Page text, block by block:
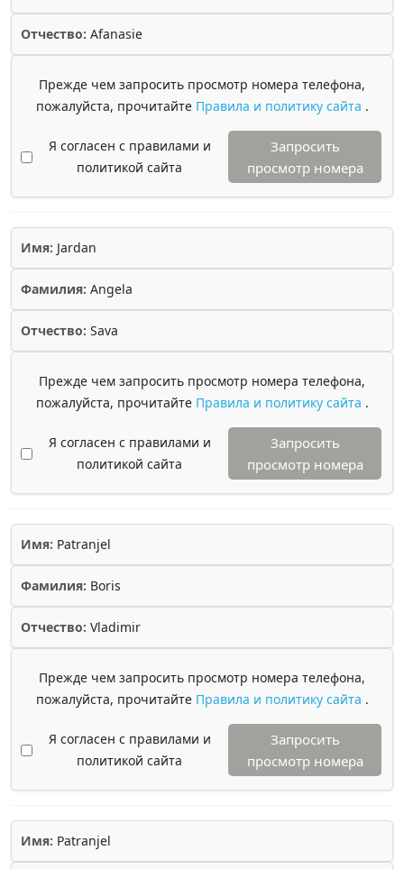
Отчество: Afanasie
Прежде чем запросить просмотр номера телефона,
пожалуйста, прочитайте Правила и политику сайта .
Я согласен с правилами и
политикой сайта
Запросить
просмотр номера
Имя: Jardan
Фамилия: Angela
Отчество: Sava
Прежде чем запросить просмотр номера телефона,
пожалуйста, прочитайте Правила и политику сайта .
Я согласен с правилами и
политикой сайта
Запросить
просмотр номера
Имя: Patranjel
Фамилия: Boris
Отчество: Vladimir
Прежде чем запросить просмотр номера телефона,
пожалуйста, прочитайте Правила и политику сайта .
Я согласен с правилами и
политикой сайта
Запросить
просмотр номера
Имя: Patranjel